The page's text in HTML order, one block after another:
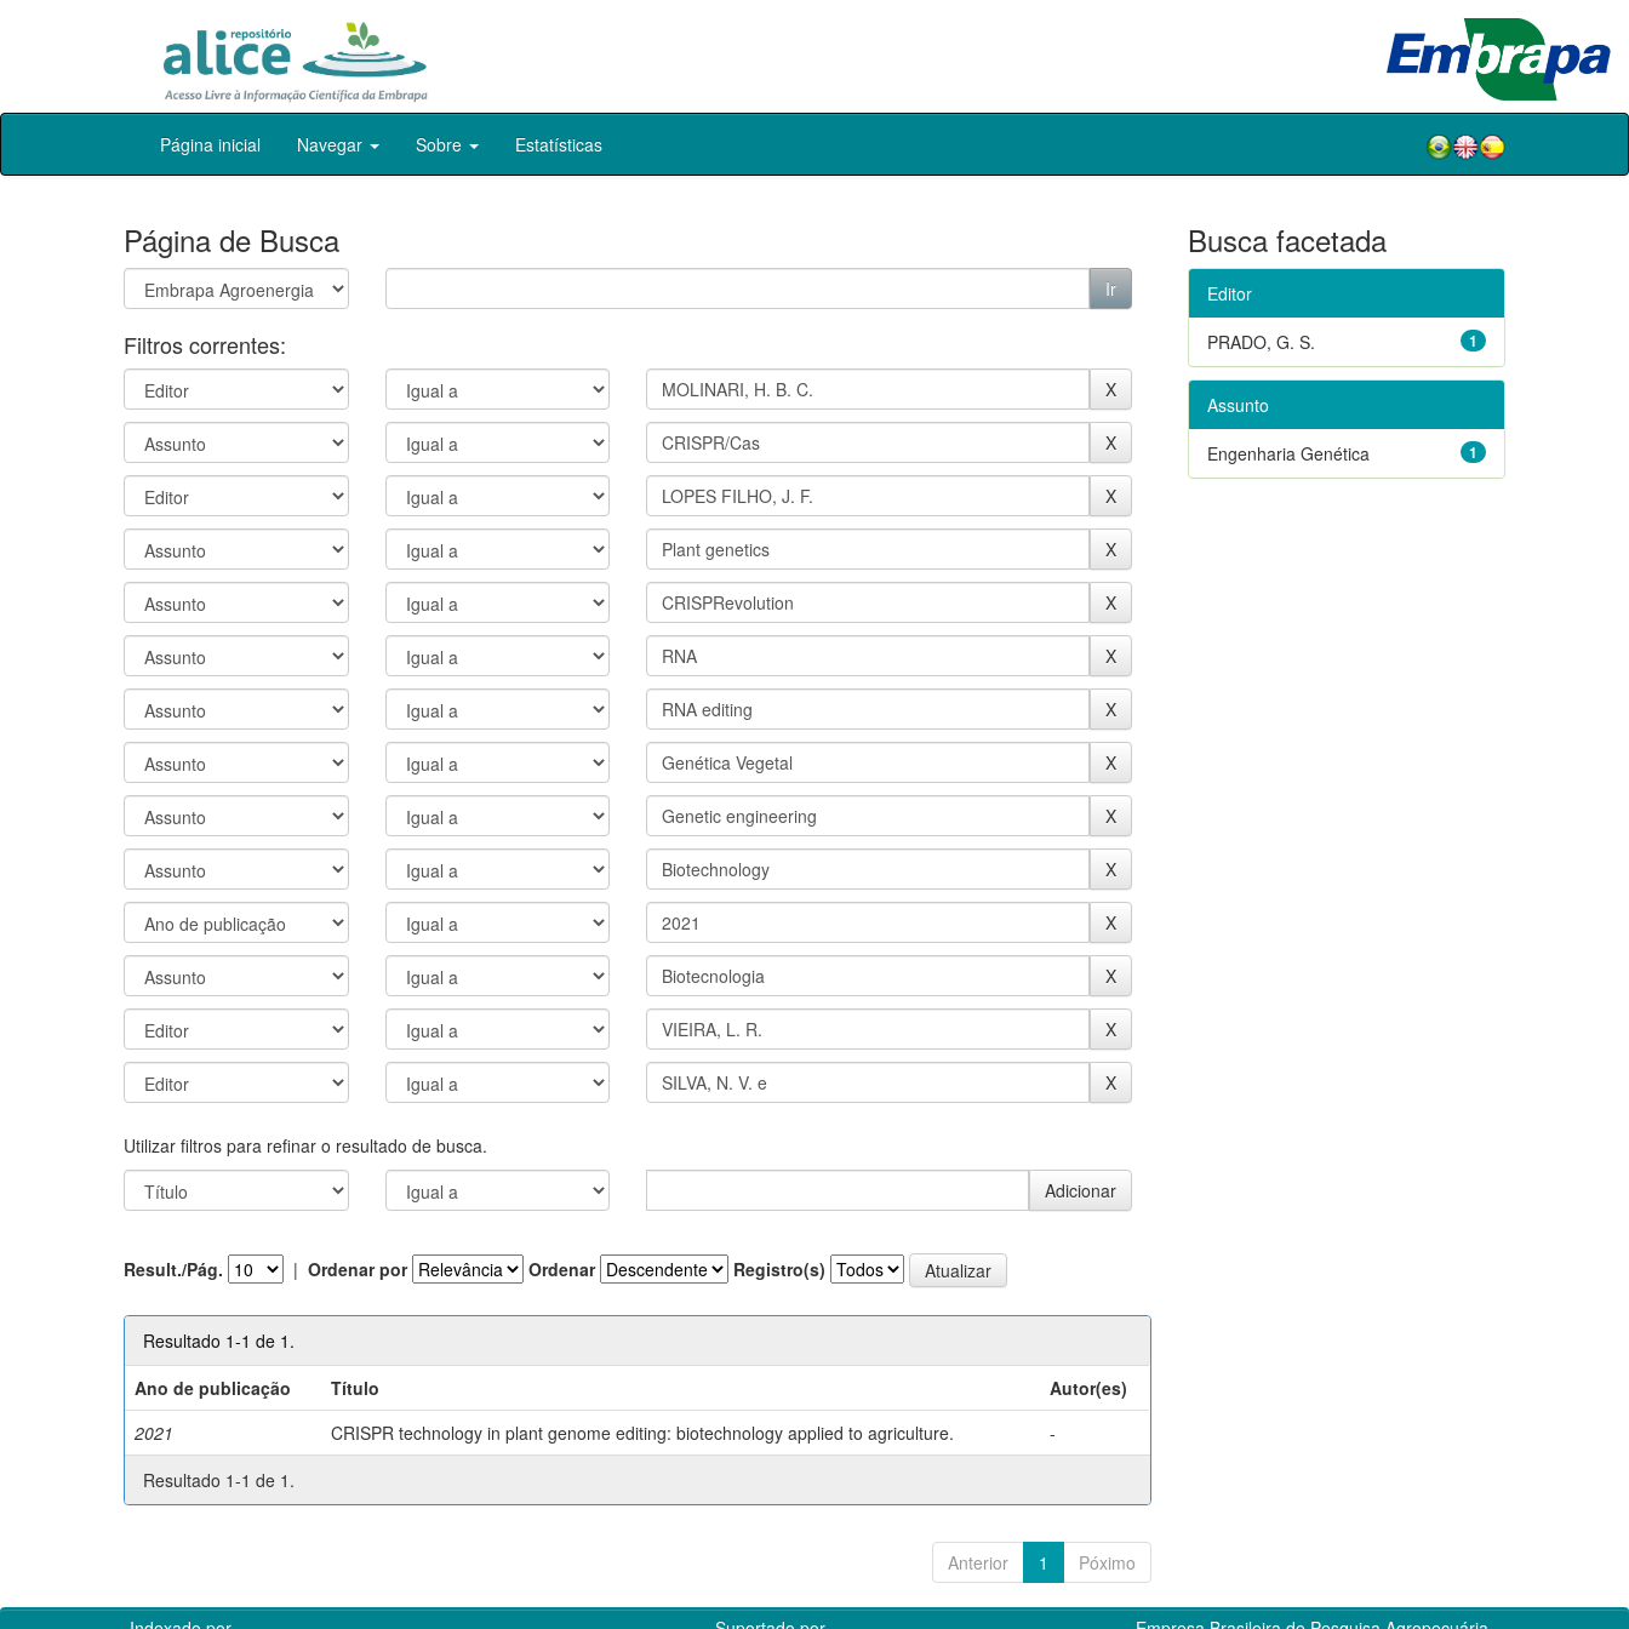
Skip
Página inicial Navegar Sobre Estatísticas
Página de Busca
Filtros correntes:
Utilizar filtros para refinar o resultado de busca.
Result./Pág. | Ordenar por Ordenar Registro(s)
Resultado 1-1 de 1.
Ano de publicação
Título
Autor(es)
2021
CRISPR technology in plant genome editing: biotechnology applied to agriculture.
-
Resultado 1-1 de 1.
Anterior 1 Póximo
Busca facetada
Editor
1
PRADO, G. S.
Assunto
1
Engenharia Genética